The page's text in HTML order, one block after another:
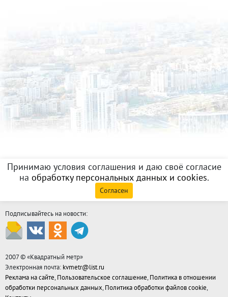
Принимаю условия соглашения и даю своё согласие
на обработку персональных данных и cookies.
Согласен
Подписывайтесь на новости:
2007 © «Квадратный метр»
Электронная почта: kvmetr@list.ru
Реклама на сайте, Пользовательское соглашение, Политика в отношении
обработки персональных данных, Политика обработки файлов cookie,